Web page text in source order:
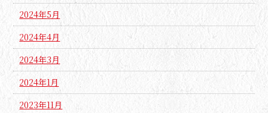
2024年5月
2024年4月
2024年3月
2024年1月
2023年11月